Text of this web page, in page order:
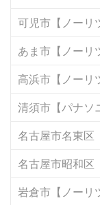
可児市【ノーリ
あま市【ノーリ
高浜市【ノーリ
清須市【パナソ
名古屋市名東区
名古屋市昭和区
岩倉市【ノーリ